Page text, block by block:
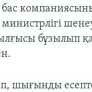
бұзылып
шығынды